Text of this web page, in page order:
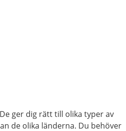
ger dig rätt till olika typer av
de olika länderna. Du behöver